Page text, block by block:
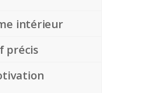
intérieur
précis